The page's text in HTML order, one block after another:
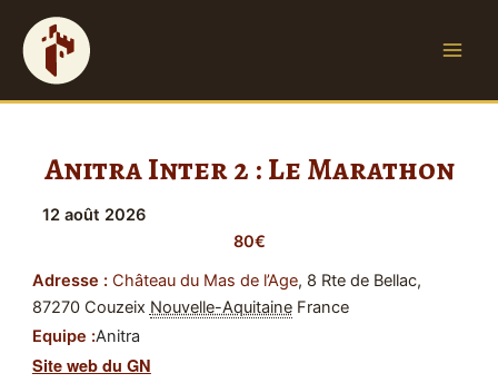
Anitra Inter 2 : Le Marathon
12 août 2026
80€
Adresse : Château du Mas de l’Age, 8 Rte de Bellac,
87270 Couzeix Nouvelle-Aquitaine France
Equipe :Anitra
Site web du GN